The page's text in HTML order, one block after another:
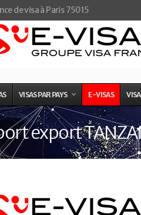
de visa à Paris 75015
VISAS PAR PAYS E-VISAS
export